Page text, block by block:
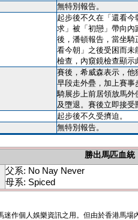
無特別報告。
起步後不久在「還看
求」被「初戀」帶向
後，潘頓報告，當坐
看今朝」之後受困而
檢查，內窺鏡檢查顯
賽後，希威森表示，
早段走外疊，加上賽
騎展步上前居領放馬
及墮退。賽後立即接
起步後不久受擠迫。
無特別報告。
勝出馬匹血統
父系: No Nay Never
母系: Spiced
迷作個人娛樂資訊之用。但由於香港馬